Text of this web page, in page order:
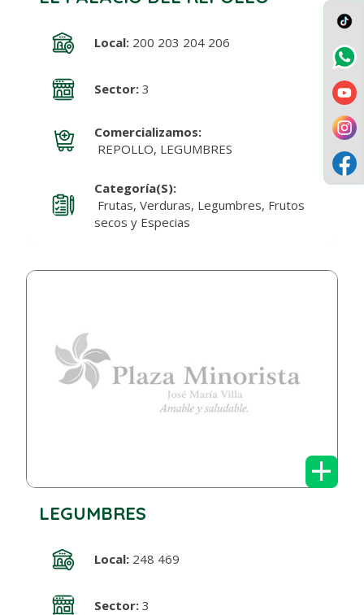
Local:200 203 204 206
Sector:3
Comercializamos:
REPOLLO, LEGUMBRES
Categoría(s):
Frutas, Verduras, Legumbres, Frutos
secos y Especias
+
LEGUMBRES
Local:248 469
Sector:3